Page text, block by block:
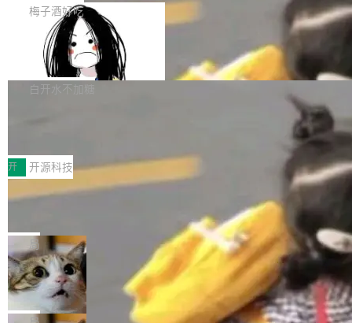
提交的编辑请求也长期处于待处理状态。 Groki
pedia 于去年底上线，定位为由人工智能生成内
容的百科平台，被马斯克视为传统众包百科网站
维基百科的替代方案。Lawfare 调查发现，无论
热门页面还是低关注度页面，均未出现近期更
是这样的：配 MessageSource 的 Bean、写 R
eloadableResourceBundleMessageSource、
声明 LocaleResolver、注册 LocaleChangeInt
erceptor…五六步之后才能看到第一行翻译文
本。 Solon 换了个方式。整个 i18n 模块围绕三
梅子酒好吃
Apache Doris 4.1 全面增强 Iceberg：
支持 UPDATE、MERGE INTO 与 Iceb
erg V3
Apache Doris 4.1 要补齐的，正是缺失的那一
半。在已有查询能力的基础上，Doris 进一步支
常维护操作，并完整支持 Iceberg V3 格式。
白开水不加糖
村国家自主创新示范区会议中心开幕。本届大会
由中关村智联软件服务业质量创新联盟主办，以
“智构可信·质创未来——AI原生时代的质量新范
式”为主题，直面AI从实验室走向规模化产业落地
的核心质量命题。会上，《2026智能研发生产力
工具选型手册》发布，Testin云测的Testin XAge
nt智能测试系统入选AI测试领域代表产品。对CI
O而言，这提示了一个转变：AI测试正在从效率
工具升级为企业的质量基础设施。 CIO面对的新
开 开源科技
让非法状态不可表示：一篇关于 ADT
有一种东西，一旦用过就回不去了。Alex Fedos
eev 管它叫"软件设计的基石"。 他说的东西不新
鲜——代数数据类型（ADT），尤其是和类型
（sum type）。但他说清楚了一件事：这不是类
型系统的学术体操，是日常编码的思维方式。 文
章从一个简单的例子切入。一个网站的深色主题
局
Cloudflare 开源内部企业 AI 平台 Clou
dflare OS
Cloudflare 发布了一个开源项目 Cloudflare O
S。如果你只看官方博客，你会觉得这是又一